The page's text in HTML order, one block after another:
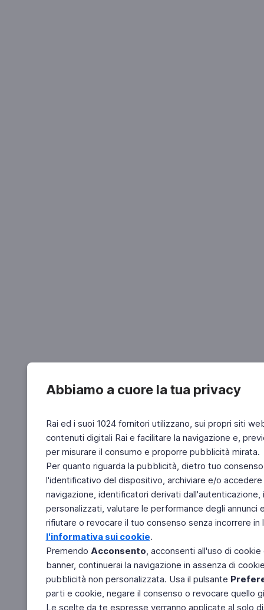
Abbiamo a cuore la tua privacy
Rai ed i suoi 1024 fornitori utilizzano, sui propri siti
contenuti digitali Rai e facilitare la navigazione e,
per misurare il consumo e proporre pubblicità mirata.
Per quanto riguarda la pubblicità, dietro tuo
l'identificativo del dispositivo, archiviare e/o
navigazione, identificatori derivati
personalizzati, valutare le performance degli
rifiutare o revocare il tuo consenso senza incorrere
l'informativa sui cookie.
Premendo Acconsento, acconsenti all'uso di
banner, continuerai la navigazione in assenza di
pubblicità non personalizzata. Usa il pulsante
parti e cookie, negare il consenso o revocare quello
Le scelte da te espresse verranno applicate al solo